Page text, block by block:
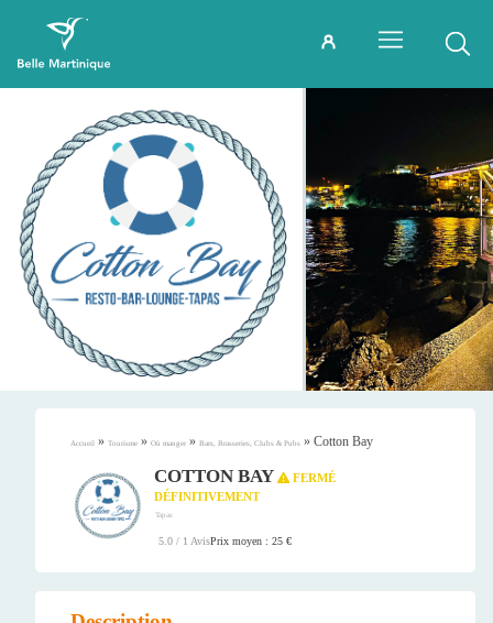
Accueil » Tourisme » Où manger » Bars, Brasseries, Clubs & Pubs » Cotton Bay
COTTON BAY
FERMÉ
DÉFINITIVEMENT
Tapas
5.0 / 1 AvisPrix moyen : 25 €